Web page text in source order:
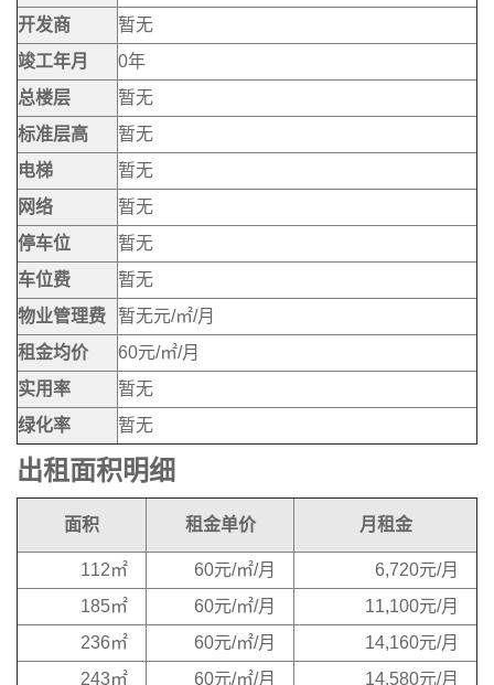
开发商
暂无
竣工年月
0年
总楼层
暂无
标准层高
暂无
电梯
暂无
网络
暂无
停车位
暂无
车位费
暂无
物业管理费
暂无元/㎡/月
租金均价
60元/㎡/月
实用率
暂无
绿化率
暂无
出租面积明细
面积 租金单价 月租金
112㎡ 60元/㎡/月
6,720元/月
185㎡
60元/㎡/月
11,100元/月
236㎡
60元/㎡/月
14,160元/月
243㎡
60元/㎡/月
14,580元/月